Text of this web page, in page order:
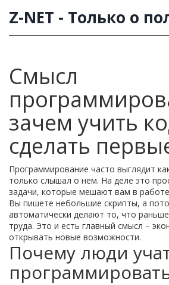
Z-NET - Только о
Смысл
зачем учить
сделать
Программирование часто выглядит
только слышал о нем. На деле это
задачи, которые мешают вам в
Вы пишете небольшие скрипты, а
автоматически делают то, что
труда. Это и есть главный смысл –
открывать новые возможности.
Почему люди